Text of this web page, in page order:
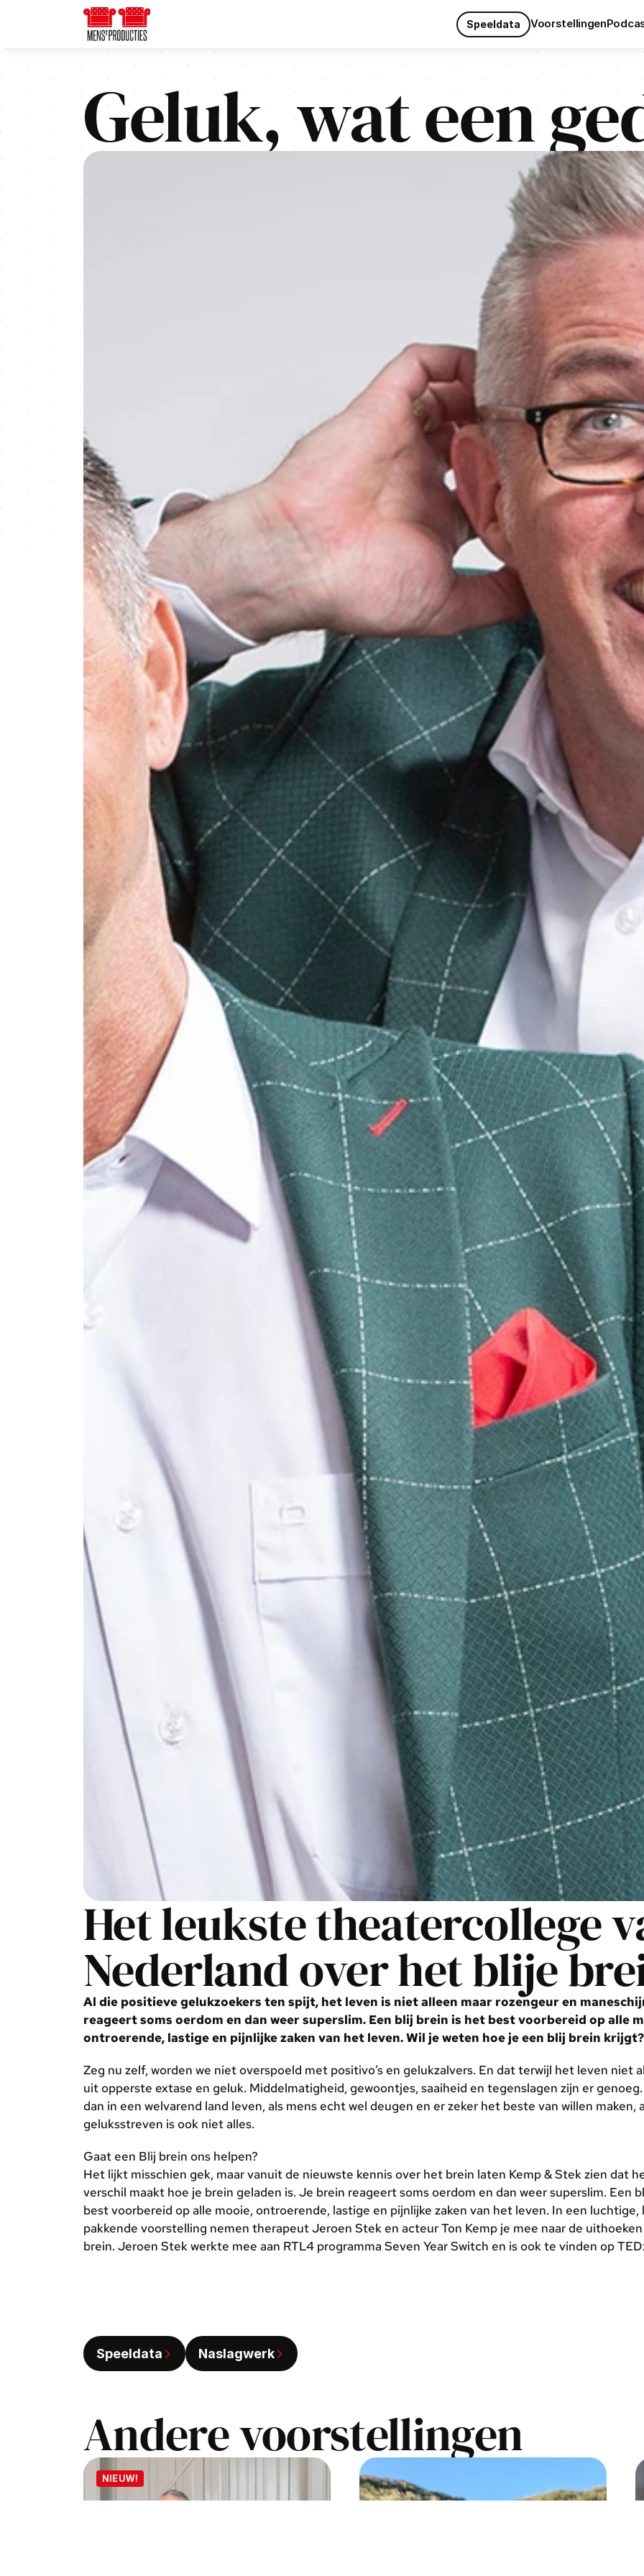
Speeldata
Voorstellingen
Geluk, wat een
Het leukste theatercollege
Nederland over het blije
Al die positieve gelukzoekers ten spijt, het leven is niet alleen maar rozengeur en
reageert soms oerdom en dan weer superslim. Een blij brein is het best voorbereid op alle
ontroerende, lastige en pijnlijke zaken van het leven. Wil je weten hoe je een blij brein krijgt?
Zeg nu zelf, worden we niet overspoeld met positivo’s en gelukzalvers. En dat terwijl het leven niet
uit opperste extase en geluk. Middelmatigheid, gewoontjes, saaiheid en tegenslagen zijn er
dan in een welvarend land leven, als mens echt wel deugen en er zeker het beste van willen maken,
geluksstreven is ook niet alles.
Gaat een Blij brein ons helpen?
Het lijkt misschien gek, maar vanuit de nieuwste kennis over het brein laten Kemp & Stek zien dat
verschil maakt hoe je brein geladen is. Je brein reageert soms oerdom en dan weer superslim. Een
best voorbereid op alle mooie, ontroerende, lastige en pijnlijke zaken van het leven. In een luchtige,
pakkende voorstelling nemen therapeut Jeroen Stek en acteur Ton Kemp je mee naar de
brein. Jeroen Stek werkte mee aan RTL4 programma Seven Year Switch en is ook te vinden op
Speeldata Naslagwerk
Andere voorstellingen
NIEUW!